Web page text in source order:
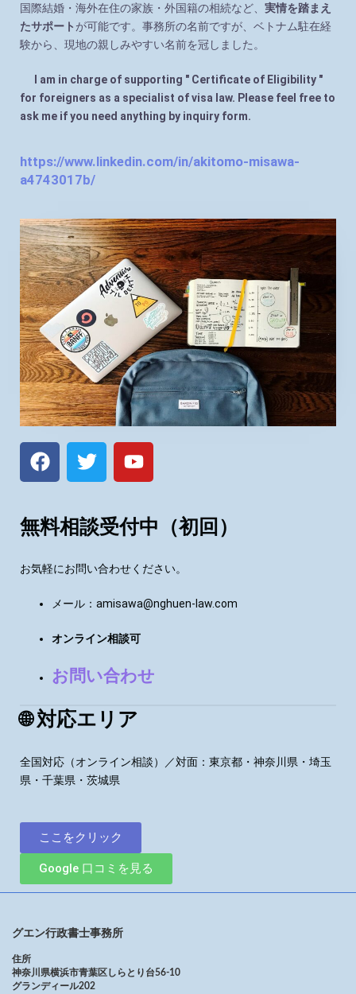
国際結婚・海外在住の家族・外国籍の相続など、 実情を踏まえ
たサポート が可能です。事務所の名前ですが、ベトナム駐在経
験から、現地の親しみやすい名前を冠しました。
I am in charge of supporting " Certificate of Eligibility "
for foreigners as a specialist of visa law. Please feel free to
ask me if you need anything by inquiry form.
https://www.linkedin.com/in/akitomo-misawa-
a4743017b/
無料相談受付中（初回）
お気軽にお問い合わせください。
メール：amisawa@nghuen-law.com
オンライン相談可
お問い合わせ
🌐 対応エリア
全国対応（オンライン相談）／対面：東京都・神奈川県・埼玉
県・千葉県・茨城県
ここをクリック
Google 口コミを見る
グエン行政書士事務所
住所
神奈川県横浜市青葉区しらとり台56-10
グランディール202